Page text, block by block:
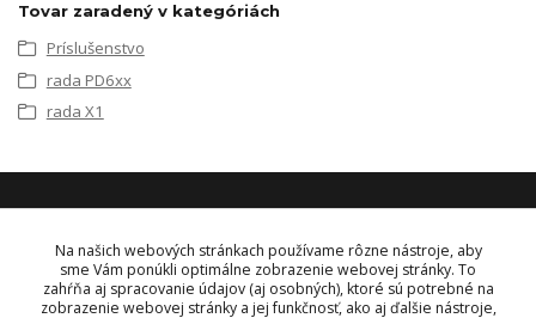
Tovar zaradený v kategóriách
Príslušenstvo
rada PD6xx
rada X1
KONTAKT
OBJEDNÁVKY A INFORMÁCIE
Na našich webových stránkach používame rôzne nástroje, aby
sme Vám ponúkli optimálne zobrazenie webovej stránky. To
zahŕňa aj spracovanie údajov (aj osobných), ktoré sú potrebné na
zobrazenie webovej stránky a jej funkčnosť, ako aj ďalšie nástroje,